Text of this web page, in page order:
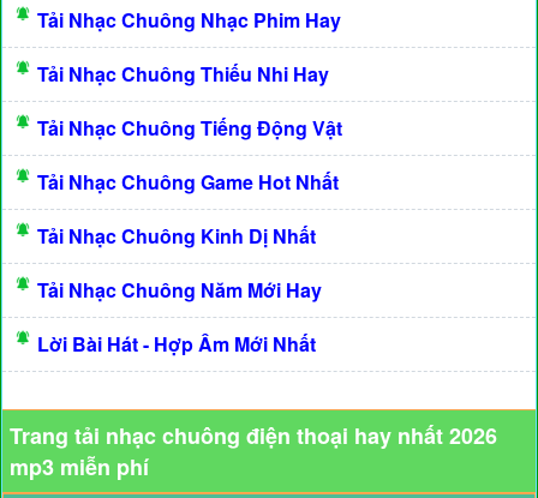
Tải Nhạc Chuông Nhạc Phim Hay
Tải Nhạc Chuông Thiếu Nhi Hay
Tải Nhạc Chuông Tiếng Động Vật
Tải Nhạc Chuông Game Hot Nhất
Tải Nhạc Chuông Kinh Dị Nhất
Tải Nhạc Chuông Năm Mới Hay
Lời Bài Hát - Hợp Âm Mới Nhất
Trang tải nhạc chuông điện thoại hay nhất 2026
mp3 miễn phí